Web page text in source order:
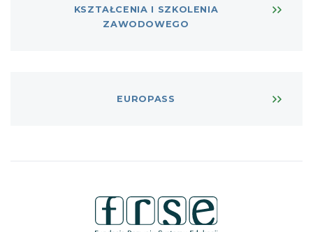
KSZTAŁCENIA I SZKOLENIA
ZAWODOWEGO
EUROPASS